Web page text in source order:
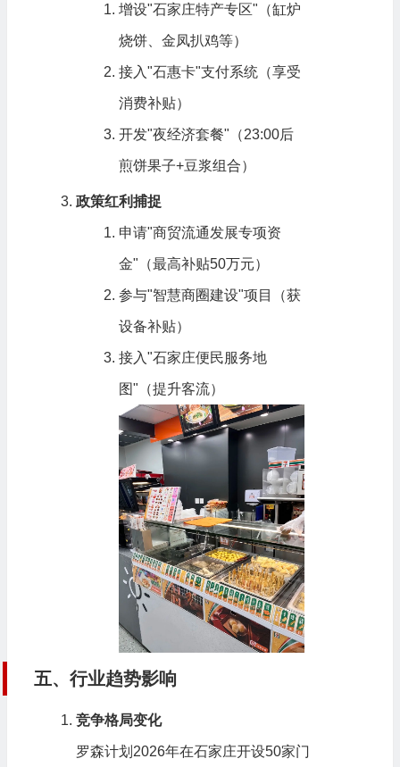
增设"石家庄特产专区"（缸炉
烧饼、金凤扒鸡等）
接入"石惠卡"支付系统（享受
消费补贴）
开发"夜经济套餐"（23:00后
煎饼果子+豆浆组合）
政策红利捕捉
申请"商贸流通发展专项资
金"（最高补贴50万元）
参与"智慧商圈建设"项目（获
设备补贴）
接入"石家庄便民服务地
图"（提升客流）
五、行业趋势影响
竞争格局变化
罗森计划2026年在石家庄开设50家门